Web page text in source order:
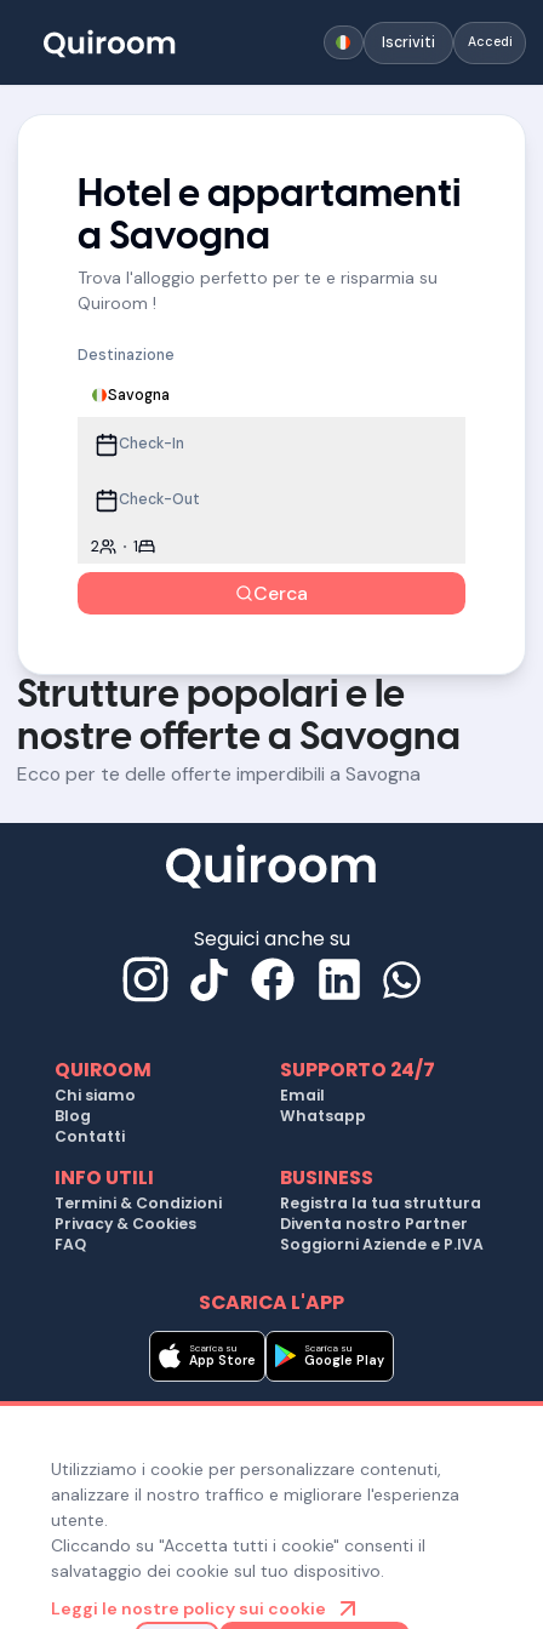
Iscriviti Accedi
Hotel e appartamenti
a Savogna
Trova l'alloggio perfetto per te e risparmia su
Quiroom !
Destinazione
Savogna
2 1
Cerca
Strutture popolari e le
nostre offerte a Savogna
Ecco per te delle offerte imperdibili a Savogna
Seguici anche su
QUIROOM
Chi siamo
Blog
Contatti
SUPPORTO 24/7
Email
Whatsapp
INFO UTILI
Termini & Condizioni
Privacy & Cookies
FAQ
BUSINESS
Registra la tua struttura
Diventa nostro Partner
Soggiorni Aziende e P.IVA
SCARICA L'APP
Scarica su
App Store
Scarica su
Google Play
Hai bisogno di aiuto ?
Laura Bassi Veratti 1, 40137, Bologna (BO), Italia | Cod. Fiscale
Utilizziamo i cookie per personalizzare contenuti,
analizzare il nostro traffico e migliorare l'esperienza
utente.
Cliccando su "Accetta tutti i cookie" consenti il
salvataggio dei cookie sul tuo dispositivo.
Leggi le nostre policy sui cookie